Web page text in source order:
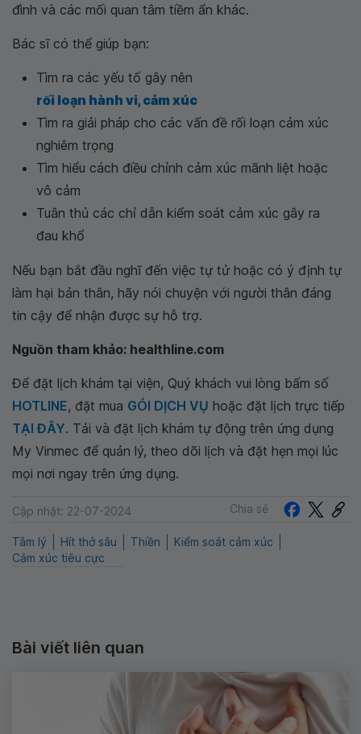
đình và các mối quan tâm tiềm ẩn khác.
Bác sĩ có thể giúp bạn:
Tìm ra các yếu tố gây nên
rối loạn hành vi, cảm xúc
Tìm ra giải pháp cho các vấn đề rối loạn cảm xúc
nghiêm trọng
Tìm hiểu cách điều chỉnh cảm xúc mãnh liệt hoặc
vô cảm
Tuân thủ các chỉ dẫn kiểm soát cảm xúc gây ra
đau khổ
Nếu bạn bắt đầu nghĩ đến việc tự tử hoặc có ý định tự
làm hại bản thân, hãy nói chuyện với người thân đáng
tin cậy để nhận được sự hỗ trợ.
Nguồn tham khảo: healthline.com
Để đặt lịch khám tại viện, Quý khách vui lòng bấm số
HOTLINE, đặt mua GÓI DỊCH VỤ hoặc đặt lịch trực tiếp
TẠI ĐÂY. Tải và đặt lịch khám tự động trên ứng dụng
My Vinmec để quản lý, theo dõi lịch và đặt hẹn mọi lúc
mọi nơi ngay trên ứng dụng.
Cập nhật: 22-07-2024 Chia sẻ
Tâm lý Hít thở sâu Thiền
Kiểm soát cảm xúc
Cảm xúc tiêu cực
Bài viết liên quan